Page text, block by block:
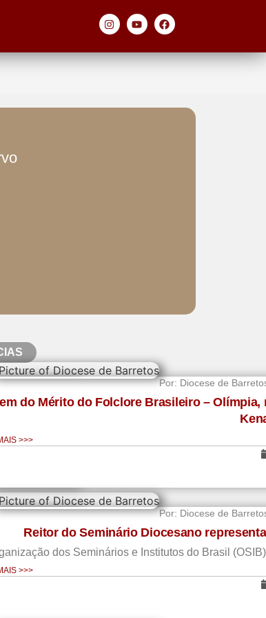
voltada ao
Por: Diocese de
do Mérito do Folclore Brasileiro –
>>>
Por: Diocese de
Reitor do Seminário Diocesano
dos Seminários e Institutos do Brasil
>>>